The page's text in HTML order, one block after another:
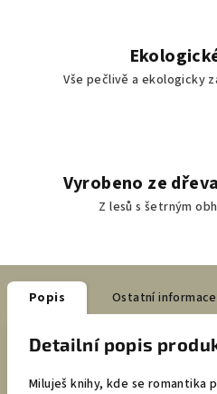
Vše pečlivě a ekologicky
Vyrobeno ze
Z lesů s šetrným
Popis Ostatní informace
Detailní popis
Miluješ knihy, kde se romantika